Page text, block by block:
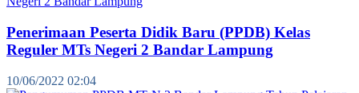
Penerimaan Peserta Didik Baru (PPDB) Kelas
Reguler MTs Negeri 2 Bandar Lampung
10/06/2022 02:04